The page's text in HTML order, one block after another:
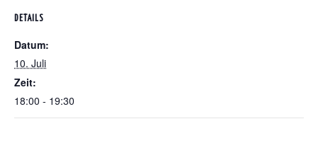
DETAILS
Datum:
10. Juli
Zeit:
18:00 - 19:30